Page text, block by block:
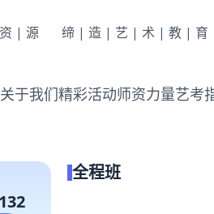
|源 缔|造|艺|术|教|
关于我们精彩活动师资力量艺考
全程班